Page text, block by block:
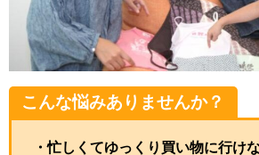
こんな悩みありませんか？
・忙しくてゆっくり買い物に行け